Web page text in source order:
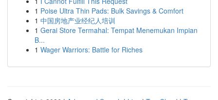
1 Poise Ultra Thin Pads: Bulk Savings & Comfort
1 中国房地产业经纪人培训
1 Gerai Store Termahal: Tempat Menemukan Impian
B...
1 Wager Warriors: Battle for Riches